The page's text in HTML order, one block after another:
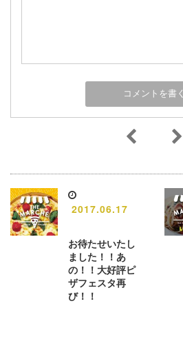
2017.06.17
お待たせいたし
ました！！あ
の！！大好評ピ
ザフェスタ再
び！！